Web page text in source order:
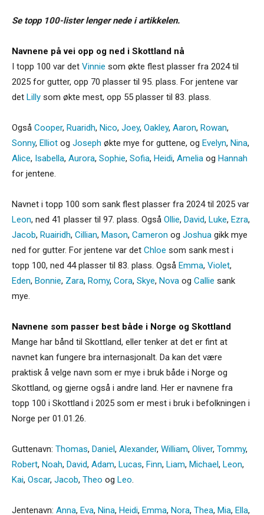
Se topp 100-lister lenger nede i artikkelen.
Navnene på vei opp og ned i Skottland nå
I topp 100 var det Vinnie som økte flest plasser fra 2024 til
2025 for gutter, opp 70 plasser til 95. plass. For jentene var
det Lilly som økte mest, opp 55 plasser til 83. plass.
Også Cooper, Ruaridh, Nico, Joey, Oakley, Aaron, Rowan,
Sonny, Elliot og Joseph økte mye for guttene, og Evelyn, Nina,
Alice, Isabella, Aurora, Sophie, Sofia, Heidi, Amelia og Hannah
for jentene.
Navnet i topp 100 som sank flest plasser fra 2024 til 2025 var
Leon, ned 41 plasser til 97. plass. Også Ollie, David, Luke, Ezra,
Jacob, Ruairidh, Cillian, Mason, Cameron og Joshua gikk mye
ned for gutter. For jentene var det Chloe som sank mest i
topp 100, ned 44 plasser til 83. plass. Også Emma, Violet,
Eden, Bonnie, Zara, Romy, Cora, Skye, Nova og Callie sank
mye.
Navnene som passer best både i Norge og Skottland
Mange har bånd til Skottland, eller tenker at det er fint at
navnet kan fungere bra internasjonalt. Da kan det være
praktisk å velge navn som er mye i bruk både i Norge og
Skottland, og gjerne også i andre land. Her er navnene fra
topp 100 i Skottland i 2025 som er mest i bruk i befolkningen i
Norge per 01.01.26.
Guttenavn: Thomas, Daniel, Alexander, William, Oliver, Tommy,
Robert, Noah, David, Adam, Lucas, Finn, Liam, Michael, Leon,
Kai, Oscar, Jacob, Theo og Leo.
Jentenavn: Anna, Eva, Nina, Heidi, Emma, Nora, Thea, Mia, Ella,